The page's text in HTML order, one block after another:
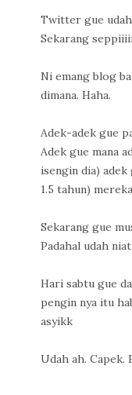
Twitter gue udah
Sekarang
Ni emang blog
dimana. Haha.
Adek-adek gue
Adek gue mana
isengin dia) adek
1.5 tahun)
Sekarang gue
Padahal udah
Hari sabtu gue
pengin nya itu
asyikk
Udah ah. Capek.